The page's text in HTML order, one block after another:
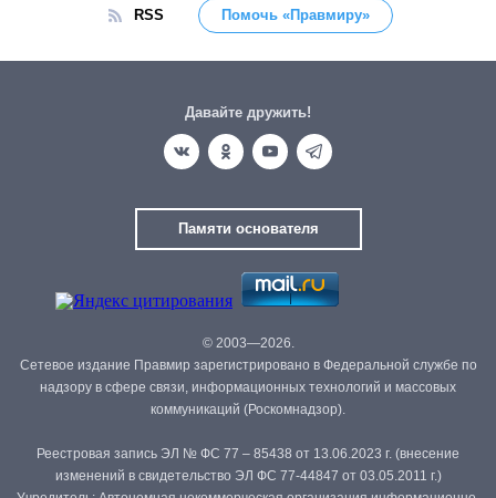
RSS Помочь «Правмиру»
Давайте дружить!
Памяти основателя
© 2003—2026.
Сетевое издание Правмир зарегистрировано в Федеральной службе по
надзору в сфере связи, информационных технологий и массовых
коммуникаций (Роскомнадзор).
Реестровая запись ЭЛ № ФС 77 – 85438 от 13.06.2023 г. (внесение
изменений в свидетельство ЭЛ ФС 77-44847 от 03.05.2011 г.)